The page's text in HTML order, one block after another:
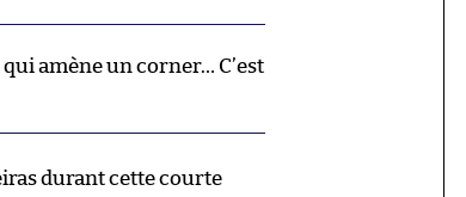
amène un corner… C’est
durant cette courte